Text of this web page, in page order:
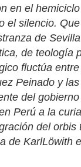
en el
el silencio.
de
de teología
fluctúa
Peinado y
del
Perú a la
del
de KarlLöwith